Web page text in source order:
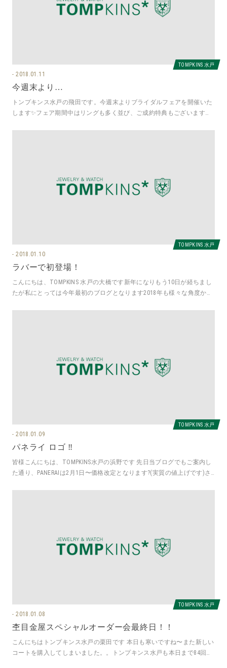
TOMPKINS 水戸
2018.01.11
今週末より…
トンプキンス水戸の飛田です。今週末よりブライダルフェアを開催いた
します✨フェア期間中はリングも多く並び、ご成約特典もございますの
TOMPKINS 水戸
2018.01.10
ラバーで初登場！
こんにちは、TOMPKINS 水戸の大橋です新年になりもう10日が経ちまし
たが私にとっては今年最初のブログとなります2018年も様々な角度から
TOMPKINS 水戸
2018.01.09
パネライ ロゴ ‼️
皆様こんにちは、TOMPKINS水戸の浜野です 先日当ブログでもご案内し
た通り、PANERAIは2月1日〜価格改定となります?(実質の値上げです)さ
TOMPKINS 水戸
2018.01.08
杢目金屋スペシャルオーダー会最終日！！
こんにちはトンプキンス水戸の栗田です 本日も寒いですね〜また新しい
コートを購入してしまいました。。トンプキンス水戸も本日まで84回無